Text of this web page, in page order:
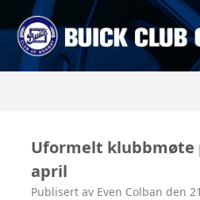
Uformelt klubbmøte
april
Publisert av Even Colban den